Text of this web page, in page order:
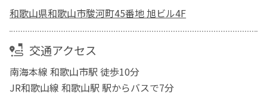
和歌山県和歌山市駿河町45番地 旭ビル4F
交通アクセス
南海本線 和歌山市駅 徒歩10分
JR和歌山線 和歌山駅 駅からバスで7分